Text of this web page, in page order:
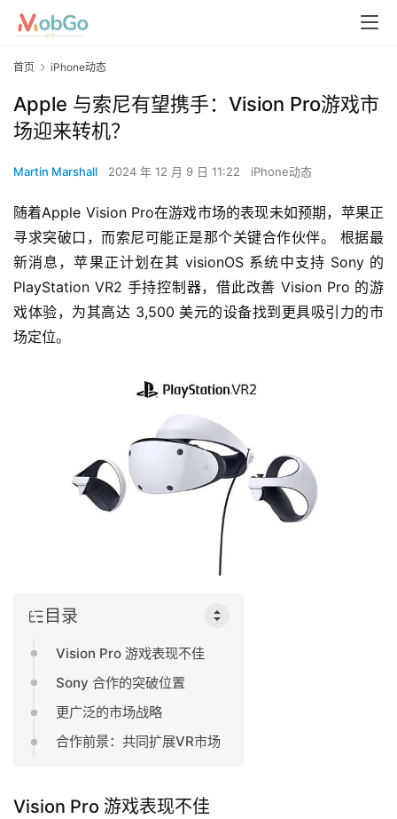
首页 iPhone动态
Apple 与索尼有望携手：Vision Pro游戏市
场迎来转机？
Martin Marshall 2024 年 12 月 9 日 11:22 iPhone动态
随着Apple Vision Pro在游戏市场的表现未如预期，苹果正
寻求突破口，而索尼可能正是那个关键合作伙伴。 根据最
新消息，苹果正计划在其 visionOS 系统中支持 Sony 的
PlayStation VR2 手持控制器，借此改善 Vision Pro 的游
戏体验，为其高达 3,500 美元的设备找到更具吸引力的市
场定位。
目录
Vision Pro 游戏表现不佳
Sony 合作的突破位置
更广泛的市场战略
合作前景：共同扩展VR市场
Vision Pro 游戏表现不佳